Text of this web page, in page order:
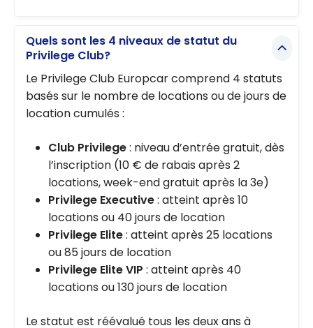
Quels sont les 4 niveaux de statut du
Privilege Club?
Le Privilege Club Europcar comprend 4 statuts
basés sur le nombre de locations ou de jours de
location cumulés :
Club Privilege: niveau d’entrée gratuit, dès
l’inscription (10 € de rabais après 2
locations, week-end gratuit après la 3e)
Privilege Executive: atteint après 10
locations ou 40 jours de location
Privilege Elite: atteint après 25 locations
ou 85 jours de location
Privilege Elite VIP : atteint après 40
locations ou 130 jours de location
Le statut est réévalué tous les deux ans à